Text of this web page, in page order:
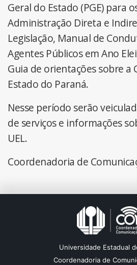
Geral do Estado (PGE) para
Administração Direta e
Legislação, Manual de
Agentes Públicos em Ano
Guia de orientações sobre a
Estado do Paraná.
Nesse período serão
de serviços e informações
UEL.
Coordenadoria de
Universidade Estadual
Coordenadoria de